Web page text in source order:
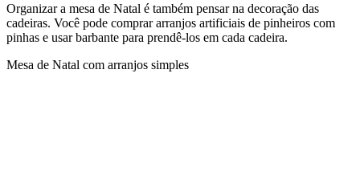
Organizar a mesa de Natal é também pensar na decoração das
cadeiras. Você pode comprar arranjos artificiais de pinheiros com
pinhas e usar barbante para prendê-los em cada cadeira.
Mesa de Natal com arranjos simples